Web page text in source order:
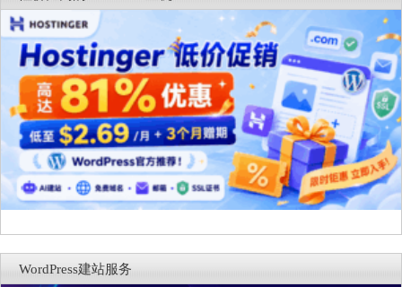
WordPress建站服务